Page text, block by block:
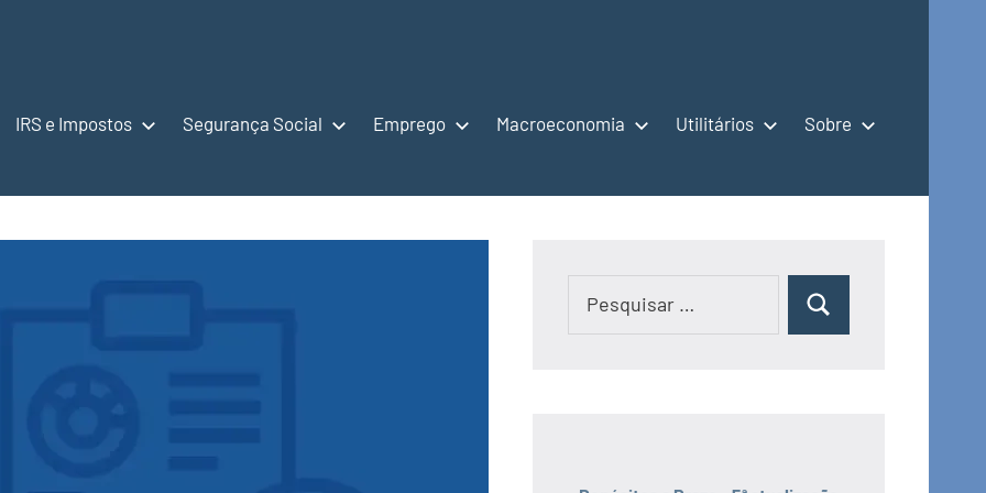
IRS e Impostos Segurança Social Emprego Macroeconomia Utilitários Sobre
Pesquisar